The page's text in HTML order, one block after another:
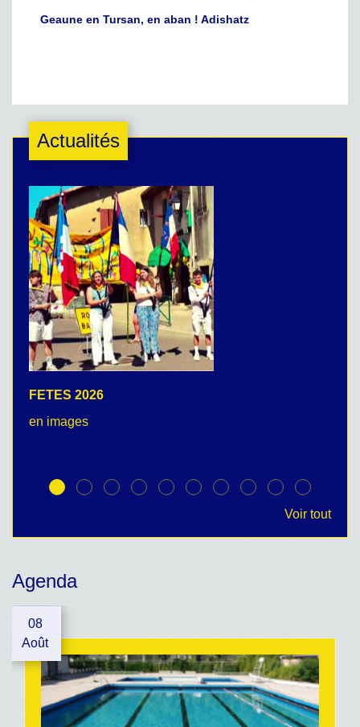
Geaune en Tursan, en aban ! Adishatz
Actualités
FETES 2026
en images
Voir tout
Agenda
08
Août